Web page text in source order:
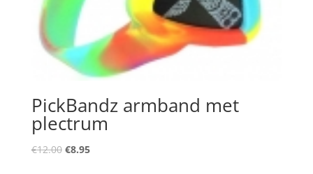
PickBandz armband met
plectrum
€12.00 Oorspronkelijke
€8.95Huidige